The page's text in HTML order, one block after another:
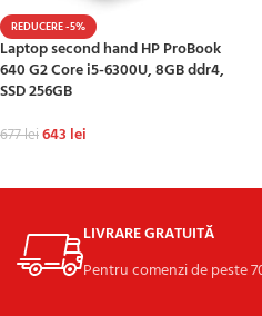
REDUCERE -5%
Laptop second hand HP ProBook
640 G2 Core i5-6300U, 8GB ddr4,
SSD 256GB
677lei643 lei
LIVRARE GRATUITĂ
Pentru comenzi de peste